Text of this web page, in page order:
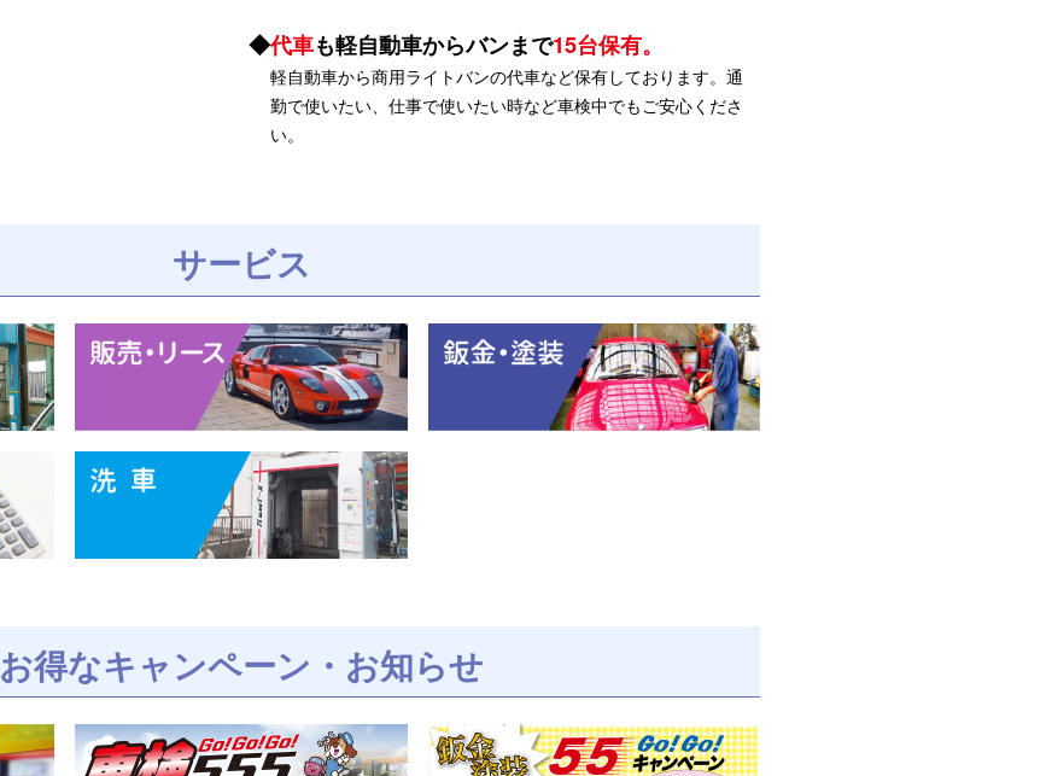
代車も軽自動車からバンまで15台保有。
軽自動車から商用ライトバンの代車など保有しております。通
勤で使いたい、仕事で使いたい時など車検中でもご安心くださ
い。
サービス
お得なキャンペーン・お知らせ